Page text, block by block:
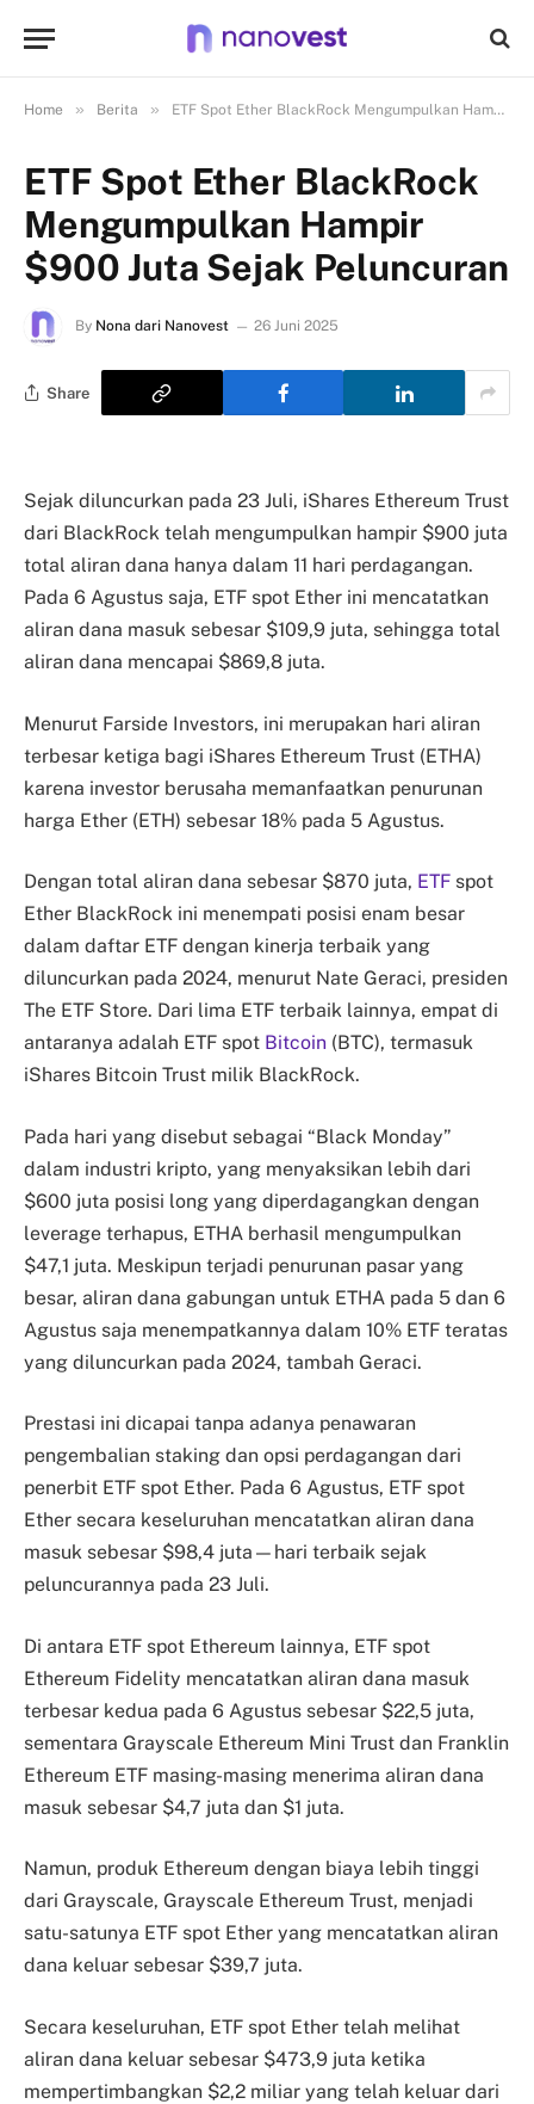
Home » Berita » ETF Spot Ether BlackRock Mengumpulkan Hampir $900 Juta Sejak Peluncuran
ETF Spot Ether BlackRock
Mengumpulkan Hampir
$900 Juta Sejak Peluncuran
By Nona dari Nanovest 26 Juni 2025
Share
Sejak diluncurkan pada 23 Juli, iShares Ethereum Trust
dari BlackRock telah mengumpulkan hampir $900 juta
total aliran dana hanya dalam 11 hari perdagangan.
Pada 6 Agustus saja, ETF spot Ether ini mencatatkan
aliran dana masuk sebesar $109,9 juta, sehingga total
aliran dana mencapai $869,8 juta.
Menurut Farside Investors, ini merupakan hari aliran
terbesar ketiga bagi iShares Ethereum Trust (ETHA)
karena investor berusaha memanfaatkan penurunan
harga Ether (ETH) sebesar 18% pada 5 Agustus.
Dengan total aliran dana sebesar $870 juta, ETF spot
Ether BlackRock ini menempati posisi enam besar
dalam daftar ETF dengan kinerja terbaik yang
diluncurkan pada 2024, menurut Nate Geraci, presiden
The ETF Store. Dari lima ETF terbaik lainnya, empat di
antaranya adalah ETF spot Bitcoin (BTC), termasuk
iShares Bitcoin Trust milik BlackRock.
Pada hari yang disebut sebagai “Black Monday”
dalam industri kripto, yang menyaksikan lebih dari
$600 juta posisi long yang diperdagangkan dengan
leverage terhapus, ETHA berhasil mengumpulkan
$47,1 juta. Meskipun terjadi penurunan pasar yang
besar, aliran dana gabungan untuk ETHA pada 5 dan 6
Agustus saja menempatkannya dalam 10% ETF teratas
yang diluncurkan pada 2024, tambah Geraci.
Prestasi ini dicapai tanpa adanya penawaran
pengembalian staking dan opsi perdagangan dari
penerbit ETF spot Ether. Pada 6 Agustus, ETF spot
Ether secara keseluruhan mencatatkan aliran dana
masuk sebesar $98,4 juta—hari terbaik sejak
peluncurannya pada 23 Juli.
Di antara ETF spot Ethereum lainnya, ETF spot
Ethereum Fidelity mencatatkan aliran dana masuk
terbesar kedua pada 6 Agustus sebesar $22,5 juta,
sementara Grayscale Ethereum Mini Trust dan Franklin
Ethereum ETF masing-masing menerima aliran dana
masuk sebesar $4,7 juta dan $1 juta.
Namun, produk Ethereum dengan biaya lebih tinggi
dari Grayscale, Grayscale Ethereum Trust, menjadi
satu-satunya ETF spot Ether yang mencatatkan aliran
dana keluar sebesar $39,7 juta.
Secara keseluruhan, ETF spot Ether telah melihat
aliran dana keluar sebesar $473,9 juta ketika
mempertimbangkan $2,2 miliar yang telah keluar dari